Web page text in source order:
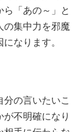
「あの～」と
の集中力を邪魔
なります。
の言いたいこ
不明確になり